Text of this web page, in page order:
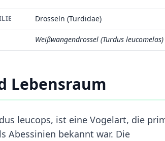
Drosseln (Turdidae)
Weißwangendrossel (Turdus leucomelas)
Lebensraum
leucops, ist eine Vogelart, die
Abessinien bekannt war. Die